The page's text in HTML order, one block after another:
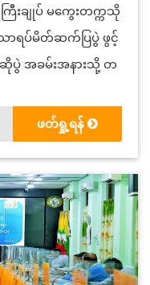
ြီးချုပ် မကွေးတက္ကသို
ာရပ်မိတ်ဆက်ပြပွဲ ဖွင့်
ပွဲ အခမ်းအနားသို့ တ
ဖတ်ရှု့ရန်